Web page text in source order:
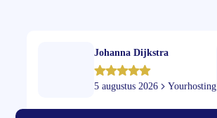
Johanna Dijkstra
5 augustus 2026 Yourhosting